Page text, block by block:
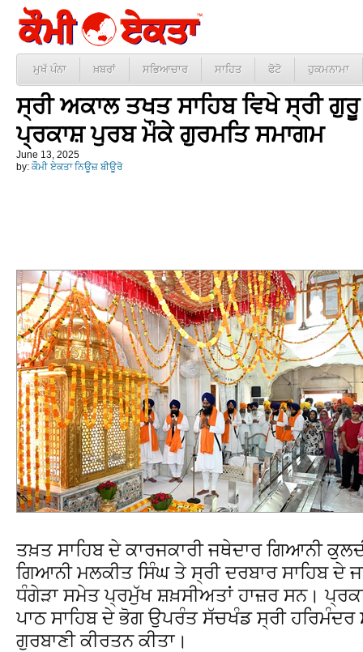
ਮੁਖੱ ਪੰਨਾ ਖ਼ਬਰਾਂ ਸਭਿਆਚਾਰ ਸਾਹਿਤ ਫੋਟੋ ਹੁਕਮਨਾਮਾ
ਸ੍ਰੀ ਅਕਾਲ ਤਖਤ ਸਾਹਿਬ ਵਿਖੇ ਸ੍ਰੀ ਗੁਰੂ
ਪ੍ਰਕਾਸ਼ ਪੁਰਬ ਮੌਕੇ ਗੁਰਮਤਿ ਸਮਾਗਮ
June 13, 2025
by: ਕੌਮੀ ਏਕਤਾ ਨਿਊਜ਼ ਬੀਊਰੋ
ਤਖ਼ਤ ਸਾਹਿਬ ਦੇ ਕਾਰਜਕਾਰੀ ਜਥੇਦਾਰ ਗਿਆਨੀ
ਗਿਆਨੀ ਮਲਕੀਤ ਸਿੰਘ ਤੇ ਸ੍ਰੀ ਦਰਬਾਰ ਸਾਹਿਬ
ਧੰਗੇੜਾ ਸਮੇਤ ਪ੍ਰਮੁੱਖ ਸ਼ਖ਼ਸੀਅਤਾਂ ਹਾਜ਼ਰ ਸਨ।
ਪਾਠ ਸਾਹਿਬ ਦੇ ਭੋਗ ਉਪਰੰਤ ਸੱਚਖੰਡ ਸ੍ਰੀ ਹਰਿਮੰਦਰ
ਗੁਰਬਾਣੀ ਕੀਰਤਨ ਕੀਤਾ।